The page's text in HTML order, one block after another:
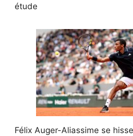
étude
Félix Auger-Aliassime se